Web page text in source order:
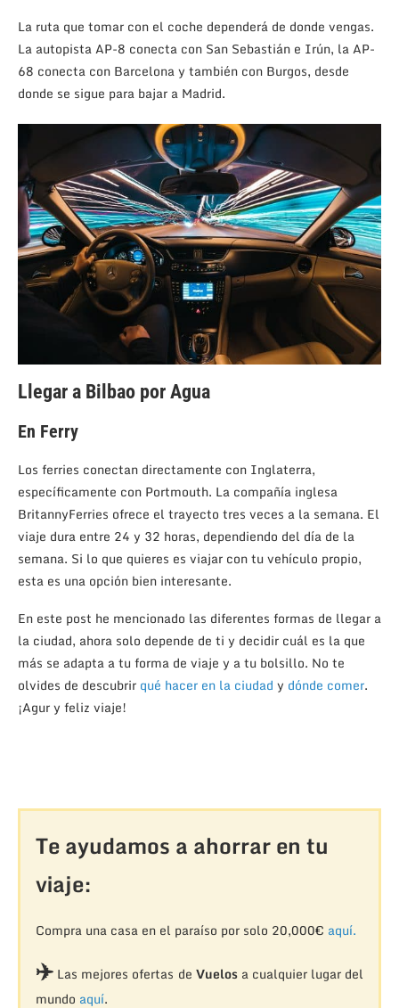
La ruta que tomar con el coche dependerá de donde vengas.
La autopista AP-8 conecta con San Sebastián e Irún, la AP-
68 conecta con Barcelona y también con Burgos, desde
donde se sigue para bajar a Madrid.
Llegar a Bilbao por Agua
En Ferry
Los ferries conectan directamente con Inglaterra,
específicamente con Portmouth. La compañía inglesa
BritannyFerries ofrece el trayecto tres veces a la semana. El
viaje dura entre 24 y 32 horas, dependiendo del día de la
semana. Si lo que quieres es viajar con tu vehículo propio,
esta es una opción bien interesante.
En este post he mencionado las diferentes formas de llegar a
la ciudad, ahora solo depende de ti y decidir cuál es la que
más se adapta a tu forma de viaje y a tu bolsillo. No te
olvides de descubrir qué hacer en la ciudad y dónde comer.
¡Agur y feliz viaje!
Te ayudamos a ahorrar en tu
viaje:
Compra una casa en el paraíso por solo 20,000€ aquí.
✈️Las mejores ofertas de Vuelosa cualquier lugar del
mundo aquí.